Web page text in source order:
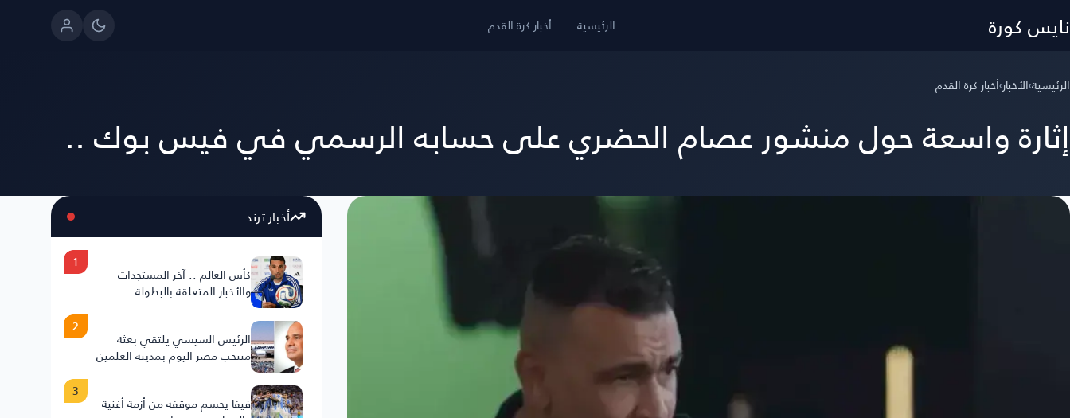
نايس كورة الرئيسية أخبار كرة القدم
الرئيسية›الأخبار›أخبار كرة القدم
إثارة واسعة حول منشور عصام الحضري على حسابه الرسمي في فيس بوك ..
أخبار ترند
كأس العالم .. آخر المستجدات
والأخبار المتعلقة بالبطولة
1
الرئيس السيسي يلتقي بعثة
منتخب مصر اليوم بمدينة العلمين
2
فيفا يحسم موقفه من أزمة أغنية
3